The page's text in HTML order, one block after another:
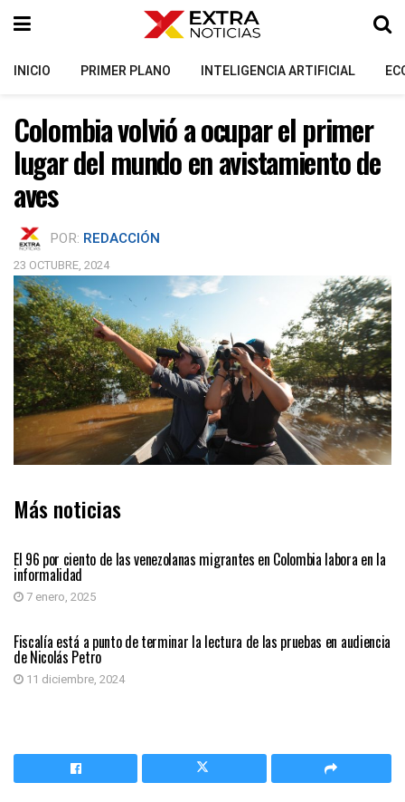
INICIO PRIMER PLANO INTELIGENCIA ARTIFICIAL
Colombia volvió a ocupar el primer
lugar del mundo en avistamiento de
aves
POR: REDACCIÓN
23 OCTUBRE, 2024
Más noticias
El 96 por ciento de las venezolanas migrantes en Colombia labora en la
informalidad
7 enero, 2025
Fiscalía está a punto de terminar la lectura de las pruebas en audiencia
de Nicolás Petro
11 diciembre, 2024